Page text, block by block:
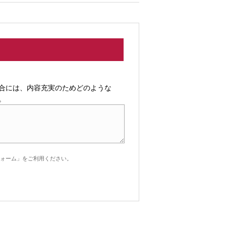
には、内容充実のためどのような
ーム」をご利用ください。